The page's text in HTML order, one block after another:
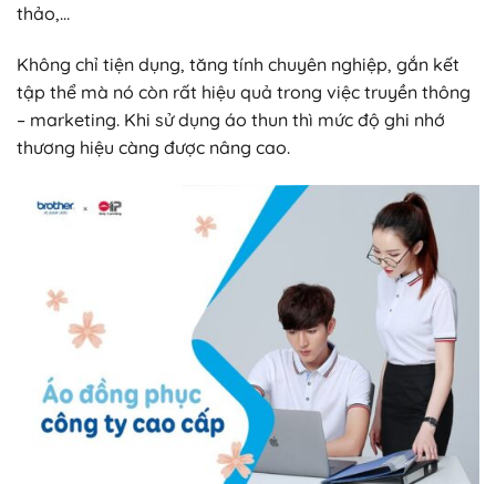
thảo,…
Không chỉ tiện dụng, tăng tính chuyên nghiệp, gắn kết
tập thể mà nó còn rất hiệu quả trong việc truyền thông
– marketing. Khi sử dụng áo thun thì mức độ ghi nhớ
thương hiệu càng được nâng cao.